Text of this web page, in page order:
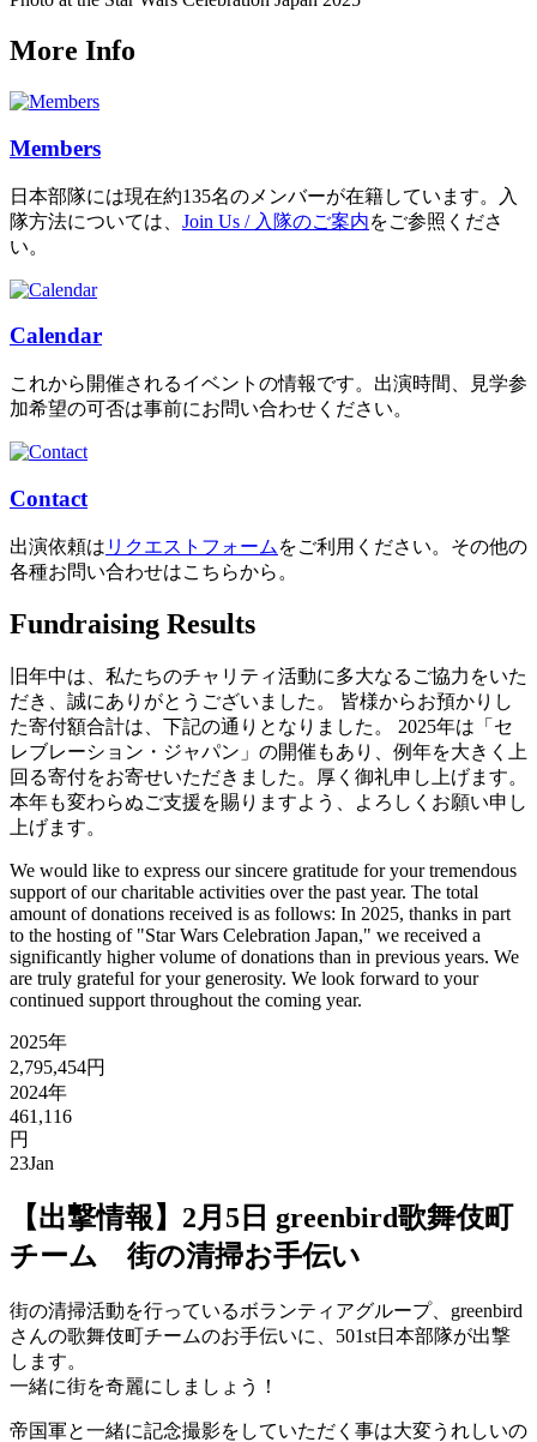
More Info
Members
日本部隊には現在約135名のメンバーが在籍しています。入
隊方法については、 Join Us / 入隊のご案内をご参照くださ
い。
Calendar
これから開催されるイベントの情報です。出演時間、見学参
加希望の可否は事前にお問い合わせください。
Contact
出演依頼は リクエストフォーム をご利用ください。その他の
各種お問い合わせはこちらから。
Fundraising Results
旧年中は、私たちのチャリティ活動に多大なるご協力をいた
だき、誠にありがとうございました。 皆様からお預かりし
た寄付額合計は、下記の通りとなりました。 2025年は「セ
レブレーション・ジャパン」の開催もあり、例年を大きく上
回る寄付をお寄せいただきました。厚く御礼申し上げます。
本年も変わらぬご支援を賜りますよう、よろしくお願い申し
上げます。
We would like to express our sincere gratitude for your tremendous
support of our charitable activities over the past year. The total
amount of donations received is as follows: In 2025, thanks in part
to the hosting of "Star Wars Celebration Japan," we received a
significantly higher volume of donations than in previous years. We
are truly grateful for your generosity. We look forward to your
continued support throughout the coming year.
2025年
2,795,454円
2024年
461,116
円
23Jan
【出撃情報】2月5日 greenbird歌舞伎町
チーム 街の清掃お手伝い
街の清掃活動を行っているボランティアグループ、greenbird
さんの歌舞伎町チームのお手伝いに、501st日本部隊が出撃
します。
一緒に街を奇麗にしましょう！
帝国軍と一緒に記念撮影をしていただく事は大変うれしいの